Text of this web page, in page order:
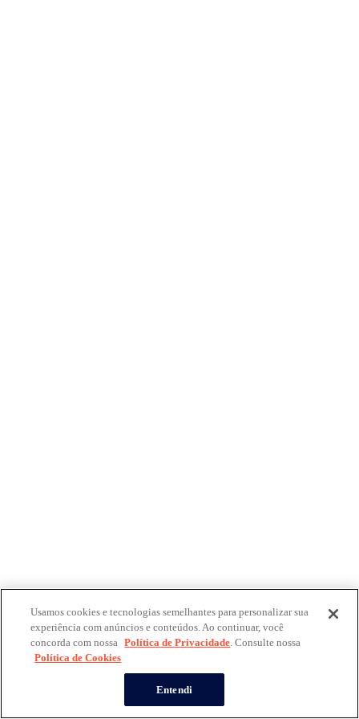
Usamos cookies e tecnologias semelhantes para personalizar sua
experiência com anúncios e conteúdos. Ao continuar, você
concorda com nossa Política de Privacidade. Consulte nossa
Política de Cookies
Entendi